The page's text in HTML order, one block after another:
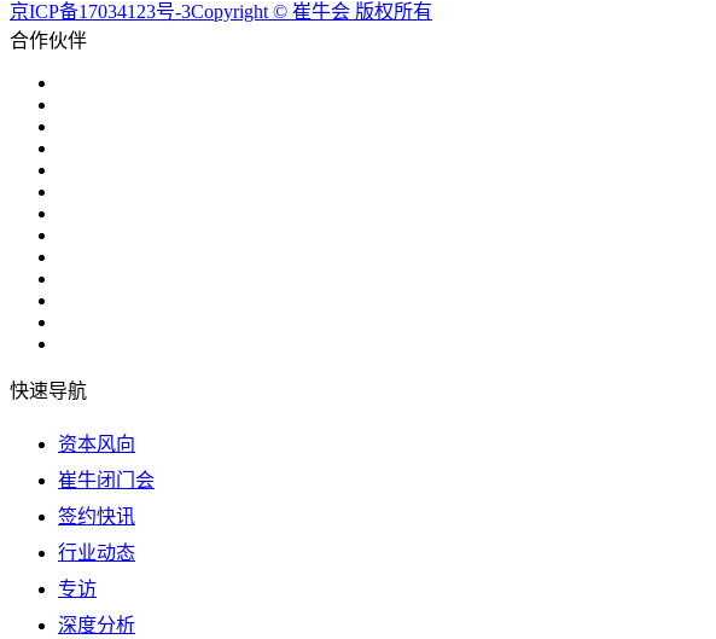
京ICP备17034123号-3Copyright © 崔牛会 版权所有
合作伙伴
快速导航
资本风向
崔牛闭门会
签约快讯
行业动态
专访
深度分析